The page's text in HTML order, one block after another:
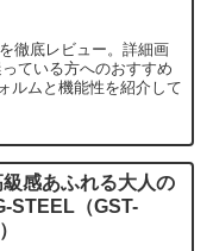
徹底レビュー。詳細画
ている方へのおすすめ
ルムと機能性を紹介して
感あふれる大人の
STEEL（GST-